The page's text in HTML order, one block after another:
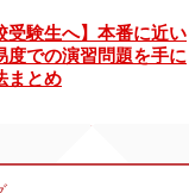
受験生へ】本番に近い
度での演習問題を手に
まとめ